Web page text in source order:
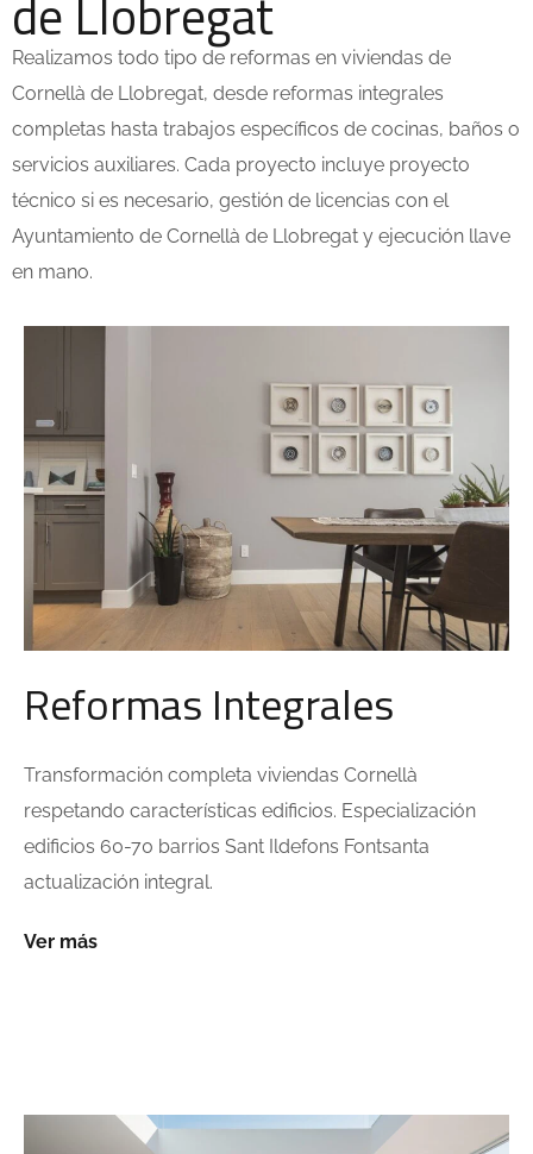
de Llobregat
Realizamos todo tipo de reformas en viviendas de
Cornellà de Llobregat, desde reformas integrales
completas hasta trabajos específicos de cocinas, baños o
servicios auxiliares. Cada proyecto incluye proyecto
técnico si es necesario, gestión de licencias con el
Ayuntamiento de Cornellà de Llobregat y ejecución llave
en mano.
Reformas Integrales
Transformación completa viviendas Cornellà
respetando características edificios. Especialización
edificios 60-70 barrios Sant Ildefons Fontsanta
actualización integral.
Ver más